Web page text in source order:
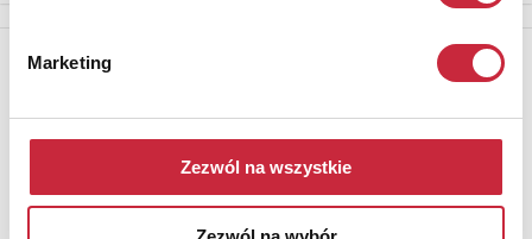
Marketing
Zezwól na wszystkie
adres e-mail